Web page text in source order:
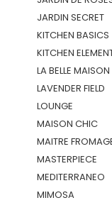
JARDIN SECRET
KITCHEN BASICS
KITCHEN
LA BELLE MAISON
LAVENDER FIELD
LOUNGE
MAISON CHIC
MAITRE
MASTERPIECE
MEDITERRANEO
MIMOSA